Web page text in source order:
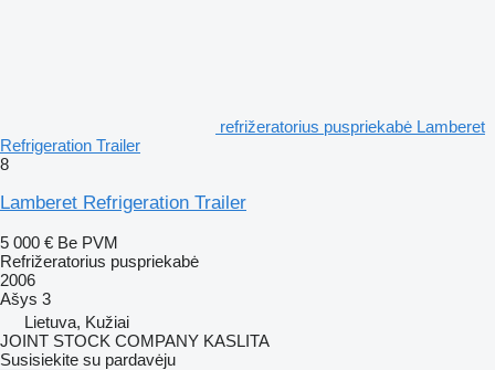
refrižeratorius puspriekabė Lamberet
Refrigeration Trailer
8
Lamberet Refrigeration Trailer
5 000 € Be PVM
Refrižeratorius puspriekabė
2006
Ašys 3
Lietuva, Kužiai
JOINT STOCK COMPANY KASLITA
Susisiekite su pardavėju